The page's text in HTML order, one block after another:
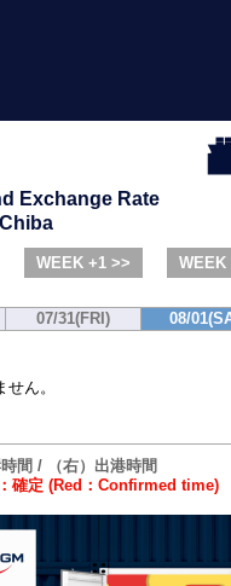
Exchange Rate
WEEK +1 >>
WEEK
07/31(FRI) 08/
ん。
間 / （右）出港時間
確定 (Red：Confirmed time)